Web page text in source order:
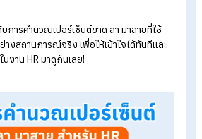
ดงานมากน้อยแค่ไหนเมื่อเทียบกับวันทำงาน
มาสายบ่อยเพียงใดเมื่อเทียบกับจำนวนวันที่
วิธีคำนวณเปอร์เซ็นต์เหล่านี้จึงเป็นทักษะที่ HR
ารทำงานของพนักงาน